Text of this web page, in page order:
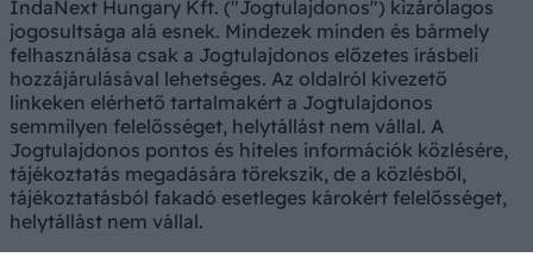
IndaNext Hungary Kft. ("Jogtulajdonos") kizárólagos
jogosultsága alá esnek. Mindezek minden és bármely
felhasználása csak a Jogtulajdonos előzetes írásbeli
hozzájárulásával lehetséges. Az oldalról kivezető
linkeken elérhető tartalmakért a Jogtulajdonos
semmilyen felelősséget, helytállást nem vállal. A
Jogtulajdonos pontos és hiteles információk közlésére,
tájékoztatás megadására törekszik, de a közlésből,
tájékoztatásból fakadó esetleges károkért felelősséget,
helytállást nem vállal.